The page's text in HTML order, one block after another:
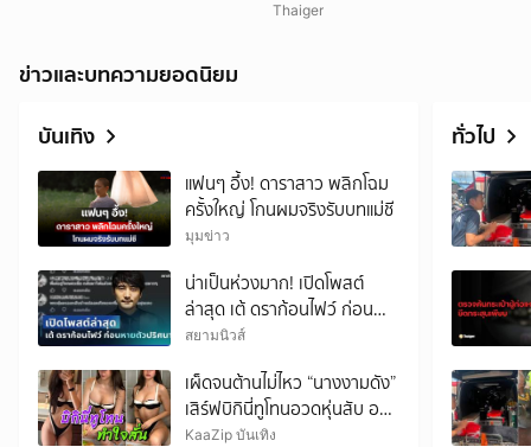
Thaiger
ข่าวและบทความยอดนิยม
บันเทิง
แฟนๆ อึ้ง! ดาราสาว พลิกโฉม
ครั้งใหญ่ โกนผมจริงรับบทแม่ชี
มุมข่าว
น่าเป็นห่วงมาก! เปิดโพสต์
ล่าสุด เต้ ดราก้อนไฟว์ ก่อน
หายตัวปริศนา
สยามนิวส์
เผ็ดจนต้านไม่ไหว “นางงามดัง”
เสิร์ฟบิกินี่ทูโทนอวดหุ่นสับ ออ
ร่าพุ่งทุกช็อต
KaaZip บันเทิง
ทั่วไป